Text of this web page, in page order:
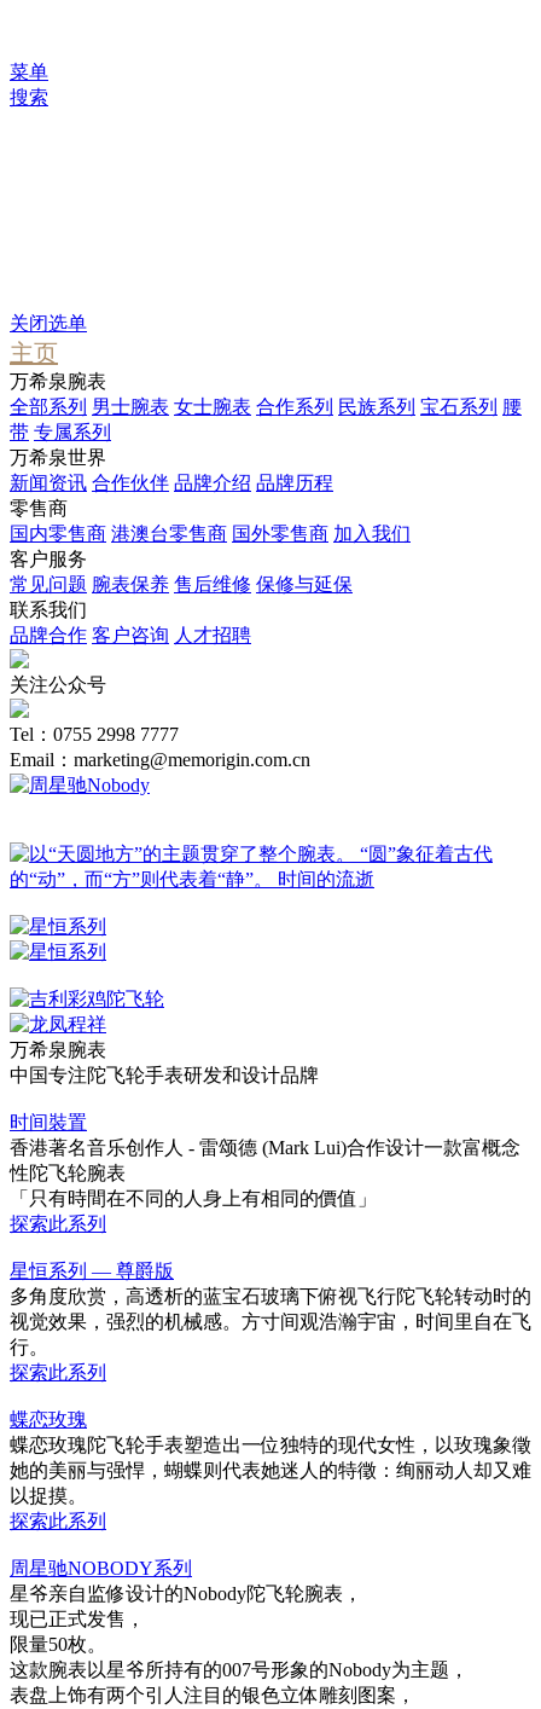
菜单
搜索
关闭选单
主页
万希泉腕表
全部系列 男士腕表 女士腕表 合作系列 民族系列 宝石系列 腰
带 专属系列
万希泉世界
新闻资讯 合作伙伴 品牌介绍 品牌历程
零售商
国内零售商 港澳台零售商 国外零售商 加入我们
客户服务
常见问题 腕表保养 售后维修 保修与延保
联系我们
品牌合作 客户咨询 人才招聘
关注公众号
Tel：0755 2998 7777
Email：marketing@memorigin.com.cn
万希泉腕表
中国专注陀飞轮手表研发和设计品牌
时间裝置
香港著名音乐创作人 - 雷颂德 (Mark Lui)合作设计一款富概念
性陀飞轮腕表
「只有時間在不同的人身上有相同的價值」
探索此系列
星恒系列 — 尊爵版
多角度欣赏，高透析的蓝宝石玻璃下俯视飞行陀飞轮转动时的
视觉效果，强烈的机械感。方寸间观浩瀚宇宙，时间里自在飞
行。
探索此系列
蝶恋玫瑰
蝶恋玫瑰陀飞轮手表塑造出一位独特的现代女性，以玫瑰象徵
她的美丽与强悍，蝴蝶则代表她迷人的特徵：绚丽动人却又难
以捉摸。
探索此系列
周星驰NOBODY系列
星爷亲自监修设计的Nobody陀飞轮腕表，
现已正式发售，
限量50枚。
这款腕表以星爷所持有的007号形象的Nobody为主题，
表盘上饰有两个引人注目的银色立体雕刻图案，